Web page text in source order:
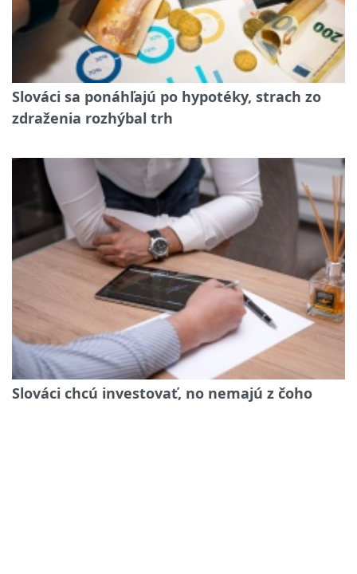
Slováci sa ponáhľajú po hypotéky, strach zo
zdraženia rozhýbal trh
Slováci chcú investovať, no nemajú z čoho